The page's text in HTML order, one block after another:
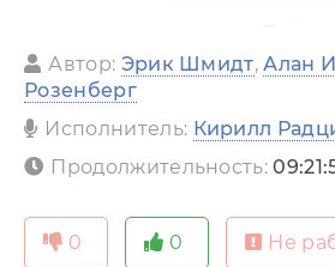
Автор: Эрик Шмидт,Алан
Розенберг
Исполнитель: Кирилл
Продолжительность:
0 0 Не